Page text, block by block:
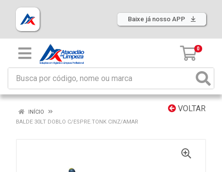
Baixe já nosso APP
0
VOLTAR
INÍCIO
BALDE 30LT DOBLO C/ESPRE.TONK CINZ/AMAR